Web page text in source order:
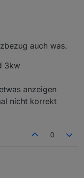
auch was.
3kw
anzeigen
nicht korrekt
0